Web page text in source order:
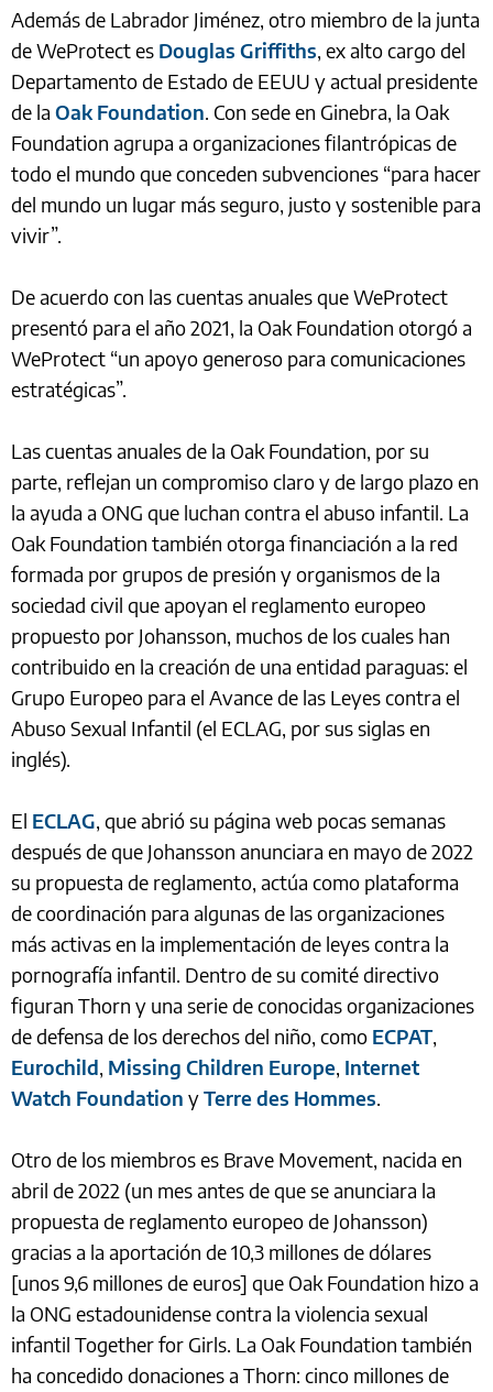
Además de Labrador Jiménez, otro miembro de la junta
de WeProtect es Douglas Griffiths, ex alto cargo del
Departamento de Estado de EEUU y actual presidente
de la Oak Foundation. Con sede en Ginebra, la Oak
Foundation agrupa a organizaciones filantrópicas de
todo el mundo que conceden subvenciones “para hacer
del mundo un lugar más seguro, justo y sostenible para
vivir”.
De acuerdo con las cuentas anuales que WeProtect
presentó para el año 2021, la Oak Foundation otorgó a
WeProtect “un apoyo generoso para comunicaciones
estratégicas”.
Las cuentas anuales de la Oak Foundation, por su
parte, reflejan un compromiso claro y de largo plazo en
la ayuda a ONG que luchan contra el abuso infantil. La
Oak Foundation también otorga financiación a la red
formada por grupos de presión y organismos de la
sociedad civil que apoyan el reglamento europeo
propuesto por Johansson, muchos de los cuales han
contribuido en la creación de una entidad paraguas: el
Grupo Europeo para el Avance de las Leyes contra el
Abuso Sexual Infantil (el ECLAG, por sus siglas en
inglés).
El ECLAG, que abrió su página web pocas semanas
después de que Johansson anunciara en mayo de 2022
su propuesta de reglamento, actúa como plataforma
de coordinación para algunas de las organizaciones
más activas en la implementación de leyes contra la
pornografía infantil. Dentro de su comité directivo
figuran Thorn y una serie de conocidas organizaciones
de defensa de los derechos del niño, como ECPAT,
Eurochild, Missing Children Europe, Internet
Watch Foundation yTerre des Hommes.
Otro de los miembros es Brave Movement, nacida en
abril de 2022 (un mes antes de que se anunciara la
propuesta de reglamento europeo de Johansson)
gracias a la aportación de 10,3 millones de dólares
[unos 9,6 millones de euros] que Oak Foundation hizo a
la ONG estadounidense contra la violencia sexual
infantil Together for Girls. La Oak Foundation también
ha concedido donaciones a Thorn: cinco millones de